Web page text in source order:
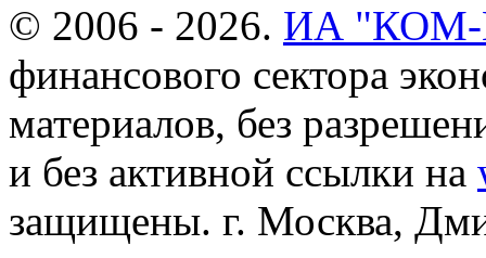
© 2006 - 2026. ИА
финансового сектора
материалов, без
и без активной ссылки на
защищены. г. Москва,